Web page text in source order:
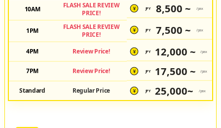
10AM
FLASH SALE REVIEW
PRICE!
¥ JPY 8,500 ~ /pax
1PM
FLASH SALE REVIEW
PRICE!
¥ JPY 7,500 ~ /pax
4PM Review Price! ¥ JPY 12,000 ~ /pax
7PM Review Price! ¥ JPY 17,500 ~ /pax
Standard Regular Price ¥ JPY 25,000~ /pax